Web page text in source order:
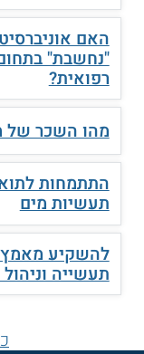
האם
"נחשבת"
רפואית?
מהו השכר של
התתמחות
תעשיות מים
להשקיע
תעשייה